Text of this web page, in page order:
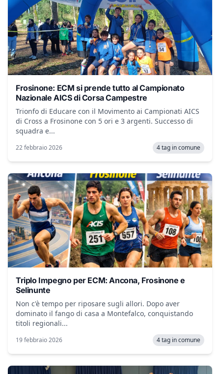
Frosinone: ECM si prende tutto al Campionato
Nazionale AICS di Corsa Campestre
Trionfo di Educare con il Movimento ai Campionati AICS
di Cross a Frosinone con 5 ori e 3 argenti. Successo di
squadra e...
22 febbraio 2026 4 tag in comune
Triplo Impegno per ECM: Ancona, Frosinone e
Selinunte
Non c'è tempo per riposare sugli allori. Dopo aver
dominato il fango di casa a Montefalco, conquistando
titoli regionali...
19 febbraio 2026 4 tag in comune